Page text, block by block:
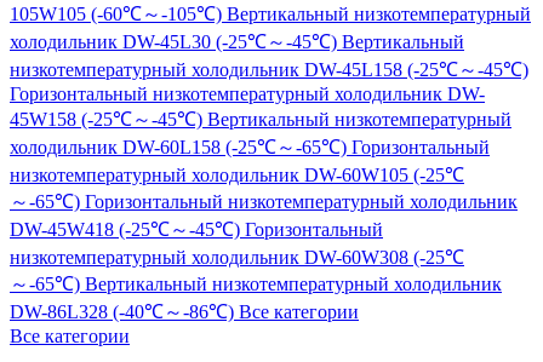
105W105 (-60℃～-105℃) Вертикальный низкотемпературный
холодильник DW-45L30 (-25℃～-45℃) Вертикальный
низкотемпературный холодильник DW-45L158 (-25℃～-45℃)
Горизонтальный низкотемпературный холодильник DW-
45W158 (-25℃～-45℃) Вертикальный низкотемпературный
холодильник DW-60L158 (-25℃～-65℃) Горизонтальный
низкотемпературный холодильник DW-60W105 (-25℃
～-65℃) Горизонтальный низкотемпературный холодильник
DW-45W418 (-25℃～-45℃) Горизонтальный
низкотемпературный холодильник DW-60W308 (-25℃
～-65℃) Вертикальный низкотемпературный холодильник
DW-86L328 (-40℃～-86℃) Все категории
Все категории